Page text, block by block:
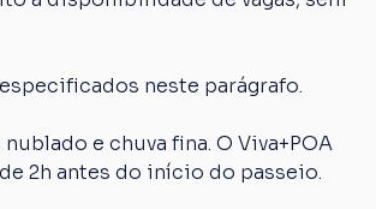
neste parágrafo.
e chuva fina. O Viva+POA
2h antes do início do passeio.